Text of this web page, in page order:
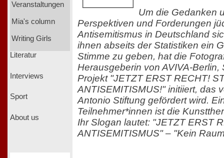
Veranstaltungen
Mia's column
Writing Girls
Literatur
Interviews
Sport
About us
Um die Gedanken
Perspektiven und Forderungen
Antisemitismus in Deutschland
ihnen abseits der Statistiken ein
Stimme zu geben, hat die
Herausgeberin von AVIVA-Berlin,
Projekt "JETZT ERST RECHT!
ANTISEMITISMUS!" initiiert, das
Antonio Stiftung gefördert wird.
Teilnehmer*innen ist die
Ihr Slogan lautet: "JETZT ERST
ANTISEMITISMUS" – "Kein